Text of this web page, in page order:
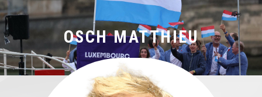
OSCH MATTHIEU